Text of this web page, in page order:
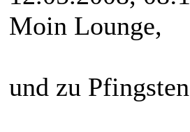
Moin Lounge,
und zu